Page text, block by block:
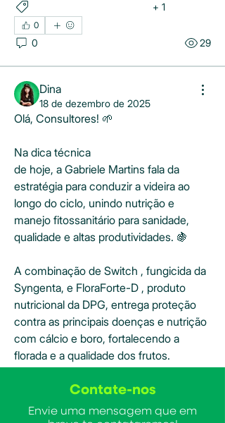
+ 1
0
0 29
Dina
18 de dezembro de 2025
Olá, Consultores! 🌱
Na dica técnica
de hoje, a Gabriele Martins fala da
estratégia para conduzir a videira ao
longo do ciclo, unindo nutrição e
manejo fitossanitário para sanidade,
qualidade e altas produtividades. 🍇
A combinação de Switch , fungicida da
Syngenta, e FloraForte-D , produto
nutricional da DPG, entrega proteção
contra as principais doenças e nutrição
com cálcio e boro, fortalecendo a
florada e a qualidade dos frutos.
Sejam bem-vindos! Este grupo é
voltado para profissionais d ...
Leia Mais
Contate-nos
Envie uma mensagem que em